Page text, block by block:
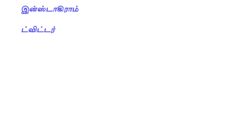
இன்ஸ்டாகிராம்
ட்விட்டர்